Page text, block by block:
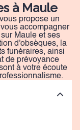
à Maule
propose un
accompagner
Maule et ses
d'obsèques, la
funéraires, ainsi
de prévoyance
à votre écoute